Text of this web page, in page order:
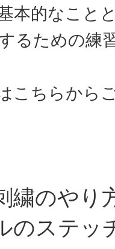
本的なこと
るための練
こちらから
繍のや
のステッ